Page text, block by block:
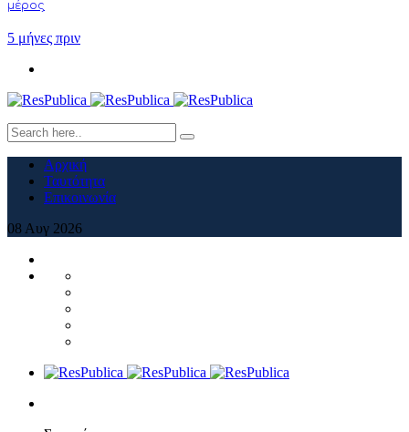
μέρος
5 μήνες πριν
Αρχική
Ταυτότητα
Επικοινωνία
08 Αυγ 2026